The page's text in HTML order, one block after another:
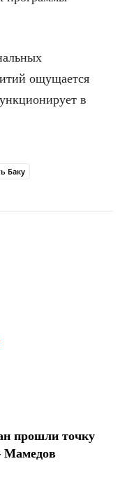
прошли точку
Мамедов
ощущается
в
Баку